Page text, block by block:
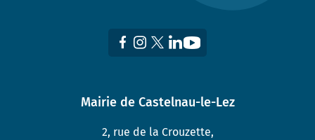
Mairie de Castelnau-le-Lez
2, rue de la Crouzette,